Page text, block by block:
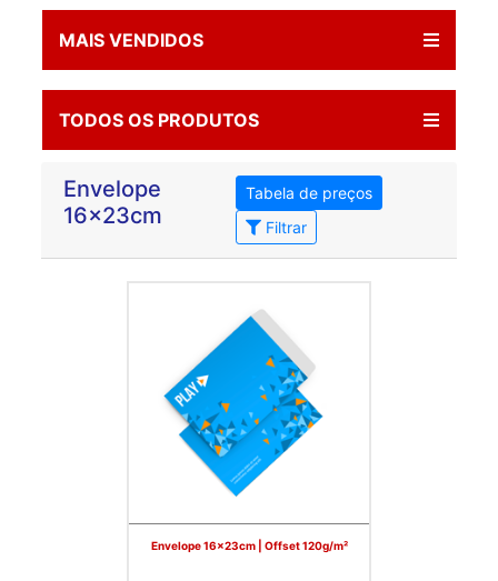
MAIS VENDIDOS
TODOS OS PRODUTOS
Envelope
16x23cm
Tabela de preços
Filtrar
Envelope 16x23cm | Offset 120g/m²